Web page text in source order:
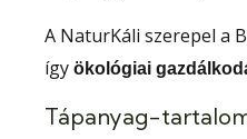
A NaturKáli szerepel a
így ökológiai
Tápanyag-